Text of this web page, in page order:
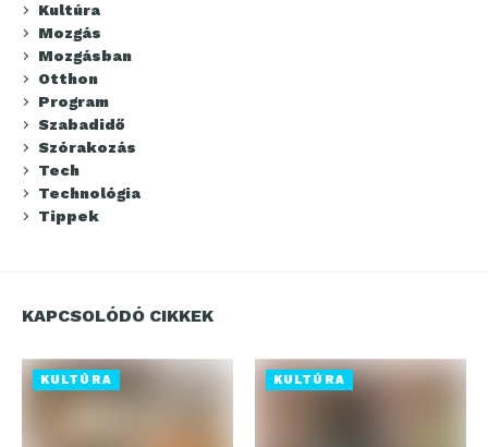
Kultúra
Mozgás
Mozgásban
Otthon
Program
Szabadidő
Szórakozás
Tech
Technológia
Tippek
KAPCSOLÓDÓ CIKKEK
KULTÚRA KULTÚRA